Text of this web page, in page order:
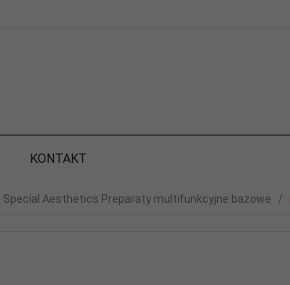
KONTAKT
Special Aesthetics Preparaty multifunkcyjne bazowe